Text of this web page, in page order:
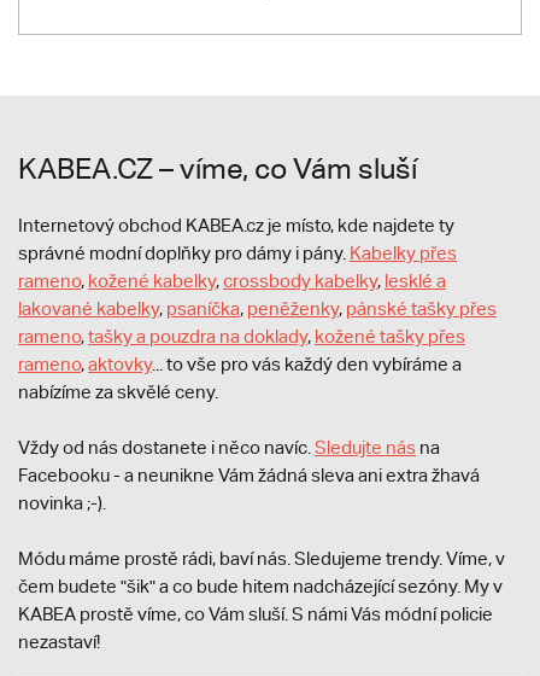
KABEA.CZ – víme, co Vám sluší
Internetový obchod KABEA.cz je místo, kde najdete ty
správné modní doplňky pro dámy i pány. Kabelky přes
rameno, kožené kabelky,crossbody kabelky, lesklé a
lakované kabelky, psaníčka, peněženky, pánské tašky přes
rameno,tašky a pouzdra na doklady, kožené tašky přes
rameno,aktovky... to vše pro vás každý den vybíráme a
nabízíme za skvělé ceny.
Vždy od nás dostanete i něco navíc. Sledujte nás na
Facebooku - a neunikne Vám žádná sleva ani extra žhavá
novinka ;-).
Módu máme prostě rádi, baví nás. Sledujeme trendy. Víme, v
čem budete "šik" a co bude hitem nadcházející sezóny. My v
KABEA prostě víme, co Vám sluší. S námi Vás módní policie
nezastaví!